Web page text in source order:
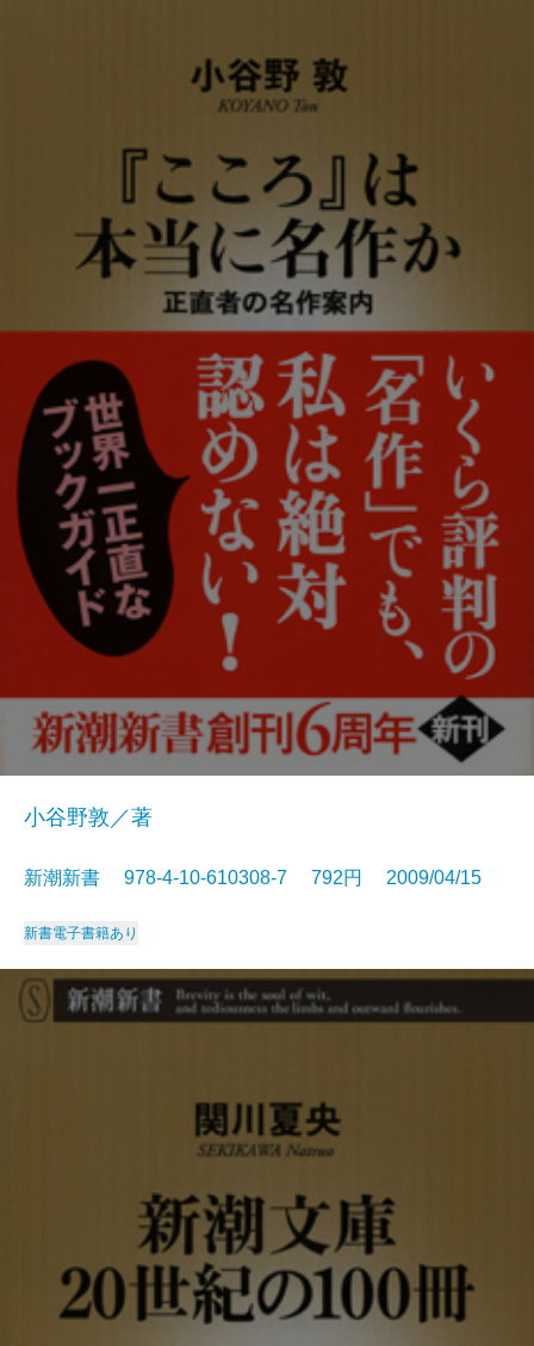
小谷野敦／著
新潮新書 978-4-10-610308-7 792円 2009/04/15
新書電子書籍あり